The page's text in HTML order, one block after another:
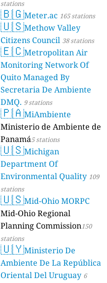
stations
🇧🇬Meter.ac 165 stations
🇺🇸Methow Valley
Citizens Council 38 stations
🇪🇨Metropolitan Air
Monitoring Network Of
Quito Managed By
Secretaria De Ambiente
DMQ. 9 stations
🇵🇦MiAmbiente
Ministerio de Ambiente de
Panamá5 stations
🇺🇸Michigan
Department Of
Environmental Quality 109
stations
🇺🇸Mid-Ohio MORPC
Mid-Ohio Regional
Planning Commission150
stations
🇺🇾Ministerio De
Ambiente De La República
Oriental Del Uruguay 6